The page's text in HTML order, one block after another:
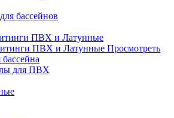
бассейнов
ПВХ и Латунные
ПВХ и Латунные Просмотреть
для ПВХ